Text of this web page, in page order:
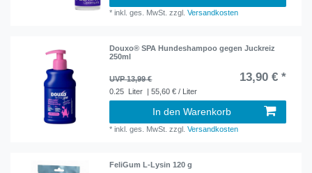
*inkl. ges. MwSt. zzgl.Versandkosten
Douxo® SPA Hundeshampoo gegen Juckreiz
250ml
UVP 13,99 € 13,90 € *
0.25 Liter | 55,60 € / Liter
In den Warenkorb
*inkl. ges. MwSt. zzgl.Versandkosten
FeliGum L-Lysin 120 g